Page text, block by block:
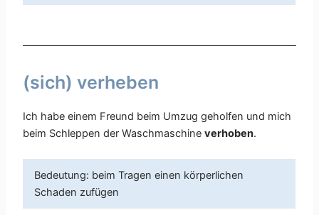
(sich) verheben
Ich habe einem Freund beim Umzug geholfen und mich
beim Schleppen der Waschmaschineverhoben.
Bedeutung: beim Tragen einen körperlichen
Schaden zufügen